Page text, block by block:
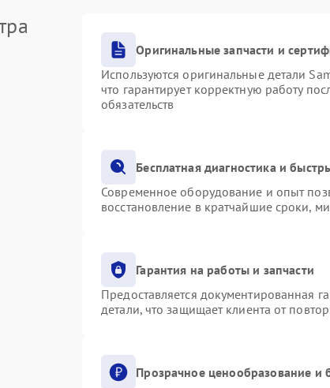
Оригинальные запчасти и
Используются оригинальные детали
что гарантирует корректную работу
обязательств
Бесплатная диагностика и
Современное оборудование и опыт
восстановление в кратчайшие сроки,
Гарантия на работы и запчасти
Предоставляется документированная
детали, что защищает клиента от
Прозрачное ценообразование и